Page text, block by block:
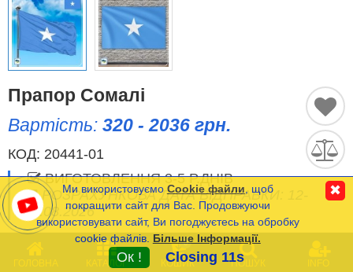
Етнічні Прапори
Прапори США (штатів)
Інші прапори
Порівняти
(0)
Часті Питання (FAQ)
Оплата та Доставка
ГОЛОВНА КАТАЛОГ
0
КОШИК ПОШУК INFO
Прапор Сомалі
Вартість: 320 - 2036 грн.
КОД: 20441-01
ВИГОТОВЛЕННЯ 3-5 Р.ДНІВ
РОЗРАХУНКОВА ДАТА ВІДПРАВКИ: 12-
13.08.2026
ОПЦІЇ - Обов’язкові)
Ми використовуємо Cookie файли , щоб
покращити сайт для Вас. Продовжуючи
використовувати сайт, Ви погоджуєтесь на обробку
cookie файлів. Більше Інформації.
Ок ! Closing 11s
✖